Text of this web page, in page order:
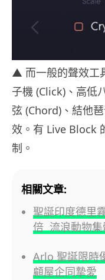
▲ 而一般的聲效工
子機 (Click)、高低
弦 (Chord)、結他
效。有 Live Block
制。
相關文章:
聖誕印度德里
倍 流浪動物集
Arlo 聖誕限時
顧屋企同摯愛